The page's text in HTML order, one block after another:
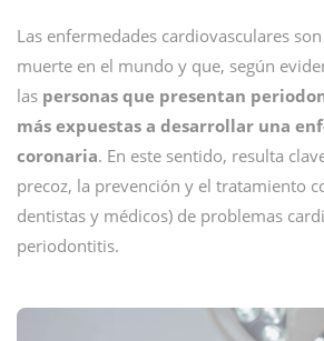
Las enfermedades cardiovasculares
muerte en el mundo y que, según
las personas que presentan
más expuestas a desarrollar una
coronaria. En este sentido, resulta
precoz, la prevención y el tratamiento
dentistas y médicos) de problemas
periodontitis.